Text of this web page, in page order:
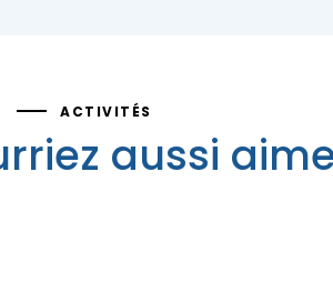
ACTIVITÉS
aussi